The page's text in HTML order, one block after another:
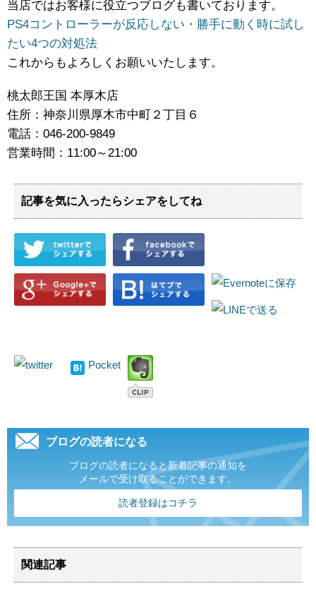
当店ではお客様に役立つブログも書いております。
PS4コントローラーが反応しない・勝手に動く時に試し
たい4つの対処法
これからもよろしくお願いいたします。
桃太郎王国 本厚木店
住所：神奈川県厚木市中町２丁目６
電話：046-200-9849
営業時間：11:00～21:00
記事を気に入ったらシェアをしてね
Pocket
ブログの読者になる
ブログの読者になると新着記事の通知を
メールで受け取ることができます。
読者登録はコチラ
関連記事